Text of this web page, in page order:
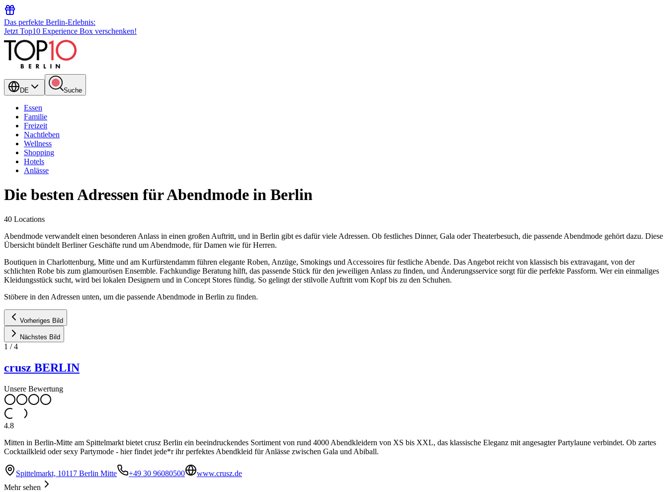
Das perfekte Berlin-Erlebnis:
Jetzt Top10 Experience Box verschenken!
DE Suche
Essen
Familie
Freizeit
Nachtleben
Wellness
Shopping
Hotels
Anlässe
Die besten Adressen für Abendmode in Berlin
40 Locations
Abendmode verwandelt einen besonderen Anlass in einen großen Auftritt, und in Berlin gibt es dafür viele Adressen. Ob festliches Dinner, Gala oder Theaterbesuch, die passende Abendmode gehört dazu. Diese
Übersicht bündelt Berliner Geschäfte rund um Abendmode, für Damen wie für Herren.
Boutiquen in Charlottenburg, Mitte und am Kurfürstendamm führen elegante Roben, Anzüge, Smokings und Accessoires für festliche Abende. Das Angebot reicht von klassisch bis extravagant, von der
schlichten Robe bis zum glamourösen Ensemble. Fachkundige Beratung hilft, das passende Stück für den jeweiligen Anlass zu finden, und Änderungsservice sorgt für die perfekte Passform. Wer ein einmaliges
Kleidungsstück sucht, wird bei lokalen Designern und in Concept Stores fündig. So gelingt der stilvolle Auftritt vom Kopf bis zu den Schuhen.
Stöbere in den Adressen unten, um die passende Abendmode in Berlin zu finden.
Vorheriges Bild
Nächstes Bild
1 /4
crusz BERLIN
Unsere Bewertung
4.8
Mitten in Berlin-Mitte am Spittelmarkt bietet crusz Berlin ein beeindruckendes Sortiment von rund 4000 Abendkleidern von XS bis XXL, das klassische Eleganz mit angesagter Partylaune verbindet. Ob zartes
Cocktailkleid oder sexy Partymode - hier findet jede*r ihr perfektes Abendkleid für Anlässe zwischen Gala und Abiball.
Spittelmarkt, 10117 Berlin Mitte +49 30 96080500
www.crusz.de
Mehr sehen